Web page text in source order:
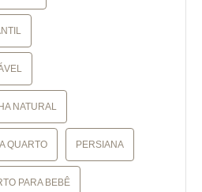
NATURAL
QUARTO PERSIANA
PARA BEBÊ